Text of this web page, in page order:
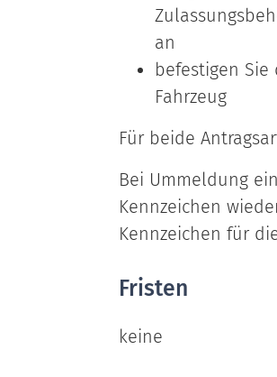
an
befestigen
Fahrzeug
Für beide
Bei Ummeldung
Kennzeichen
Kennzeichen für
Fristen
keine